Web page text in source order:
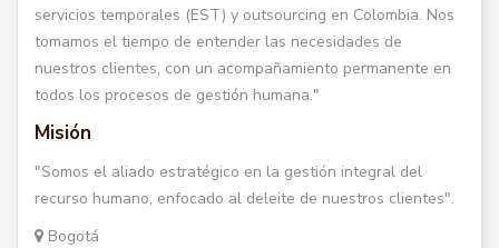
servicios temporales (EST) y outsourcing en Colombia. Nos
tomamos el tiempo de entender las necesidades de
nuestros clientes, con un acompañamiento permanente en
todos los procesos de gestión humana."
Misión
"Somos el aliado estratégico en la gestión integral del
recurso humano, enfocado al deleite de nuestros clientes".
Bogotá